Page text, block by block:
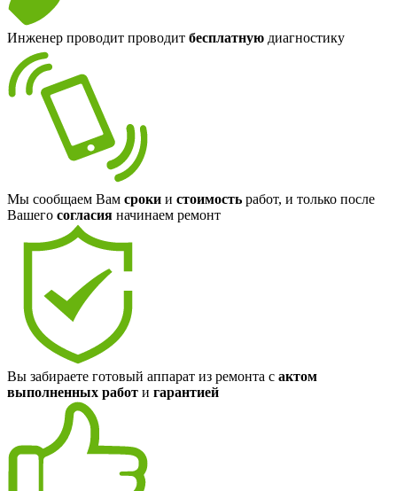
Инженер проводит проводит бесплатную диагностику
Мы сообщаем Вам сроки и стоимость работ, и только после
Вашего согласия начинаем ремонт
Вы забираете готовый аппарат из ремонта с актом
выполненных работ и гарантией